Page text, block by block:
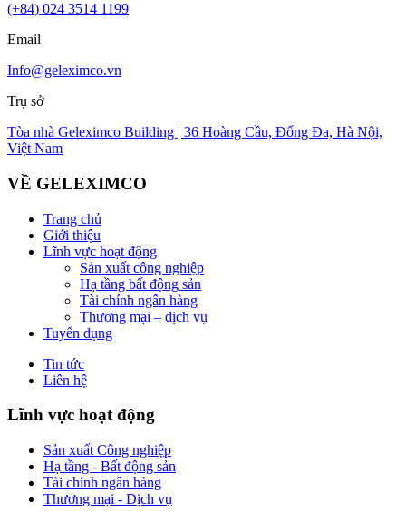
(+84) 024 3514 1199
Email
Info@geleximco.vn
Trụ sở
Tòa nhà Geleximco Building | 36 Hoàng Cầu, Đống Đa, Hà Nội,
Việt Nam
VỀ GELEXIMCO
Trang chủ
Giới thiệu
Lĩnh vực hoạt động
Sản xuất công nghiệp
Hạ tầng bất động sản
Tài chính ngân hàng
Thương mại – dịch vụ
Tuyển dụng
Tin tức
Liên hệ
Lĩnh vực hoạt động
Sản xuất Công nghiệp
Hạ tầng - Bất động sản
Tài chính ngân hàng
Thương mại - Dịch vụ